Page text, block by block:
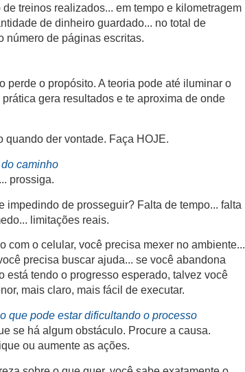
treinos realizados... em tempo e kilometragem
de dinheiro guardado... no total de
número de páginas escritas.
perde o propósito. A teoria pode até iluminar o
gera resultados e te aproxima de onde
quando der vontade. Faça HOJE.
caminho
prossiga.
impedindo de prosseguir? Falta de tempo... falta
limitações reais.
com o celular, você precisa mexer no ambiente...
precisa buscar ajuda... se você abandona
está tendo o progresso esperado, talvez você
mais claro, mais fácil de executar.
que pode estar dificultando o processo
se há algum obstáculo. Procure a causa.
ou aumente as ações.